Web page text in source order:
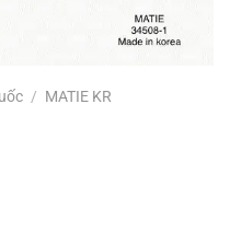
/ MATIE KR